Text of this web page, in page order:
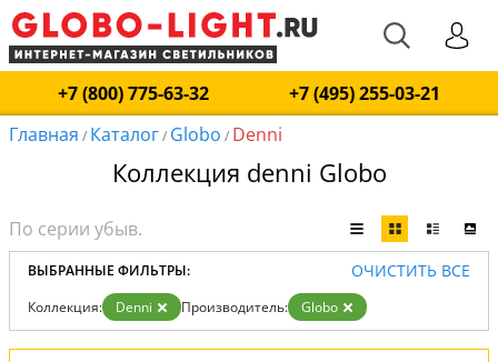
+7 (800) 775-63-32
+7 (495) 255-03-21
Главная / Каталог/ Globo / Denni
Коллекция denni Globo
ВЫБРАННЫЕ ФИЛЬТРЫ: ОЧИСТИТЬ ВСЕ
Коллекция: Denni Производитель: Globo